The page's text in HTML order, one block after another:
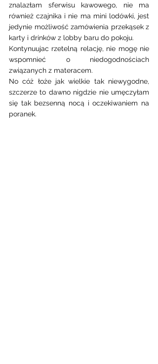
znalazłam sferwisu kawowego, nie ma
również czajnika i nie ma mini lodówki, jest
jedynie możliwość zamówienia przekąsek z
karty i drinków z lobby baru do pokoju.
Kontynuujac rzetelną relację, nie mogę nie
wspomnieć o niedogodnościach
związanych z materacem.
No cóż łoże jak wielkie tak niewygodne,
szczerze to dawno nigdzie nie umęczyłam
się tak bezsenną nocą i oczekiwaniem na
poranek.